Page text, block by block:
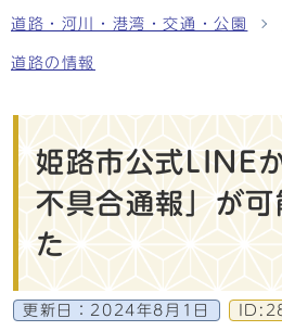
道路・河川・港湾・交通・公園
道路の情報
姫路市公式LINE
不具合通報」が
た
更新日： 2024年8月1日